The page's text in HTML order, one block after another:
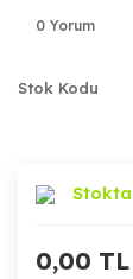
0 Yorum
Stok Kodu
Stokta
0,00 TL